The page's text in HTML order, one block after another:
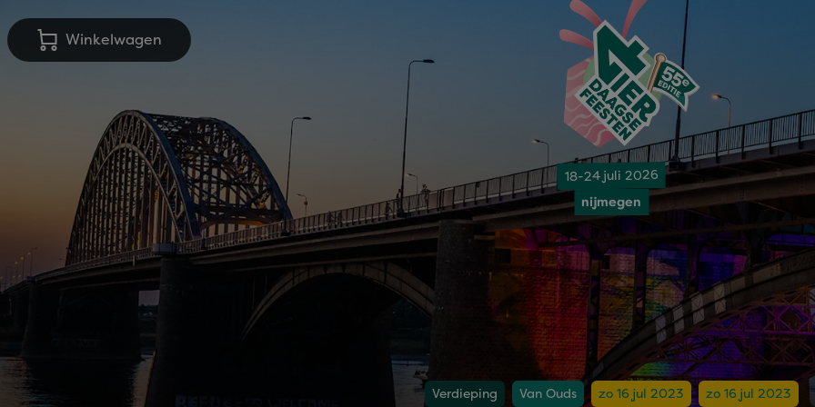
Winkelwagen
18-24 juli 2026
nijmegen
Verdieping Van Ouds zo 16 jul 2023 zo 16 jul 2023